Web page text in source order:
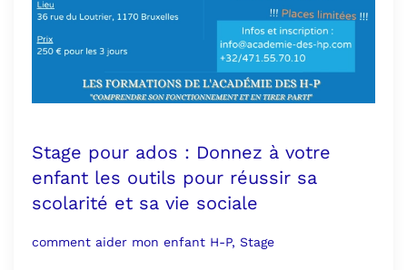
Stage pour ados : Donnez à votre
enfant les outils pour réussir sa
scolarité et sa vie sociale
comment aider mon enfant H-P, Stage